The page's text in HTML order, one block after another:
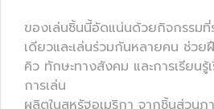
ของเล่นชิ้นนี้อัดแน่นด้วยกิจกรรมที่
เดียวและเล่นร่วมกันหลายคน ช่ว
คิว ทักษะทางสังคม และการเรียนรู้
การเล่น
ผลิตในสหรัฐอเมริกา จากชิ้นส่วนภา